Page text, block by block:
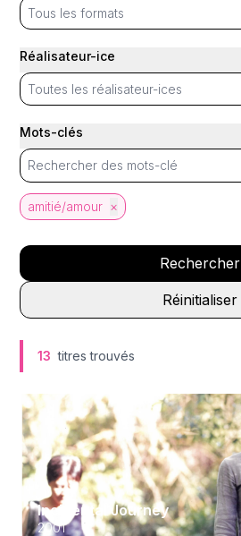
Réalisateur-ice
Mots-clés
amitié/amour ×
Rechercher
Réinitialiser
13 titres trouvés
Incidental Journey
2001